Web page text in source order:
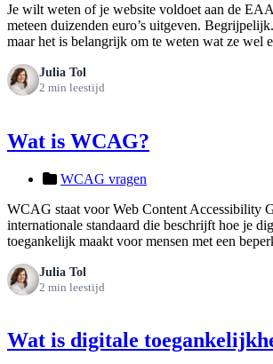
Je wilt weten of je website voldoet aan de
meteen duizenden euro’s uitgeven.
maar het is belangrijk om te weten wat ze wel
Julia Tol
2 min leestijd
Wat is WCAG?
WCAG vragen
WCAG staat voor Web Content Accessibility
internationale standaard die beschrijft hoe je
toegankelijk maakt voor mensen met een
Julia Tol
2 min leestijd
Wat is digitale